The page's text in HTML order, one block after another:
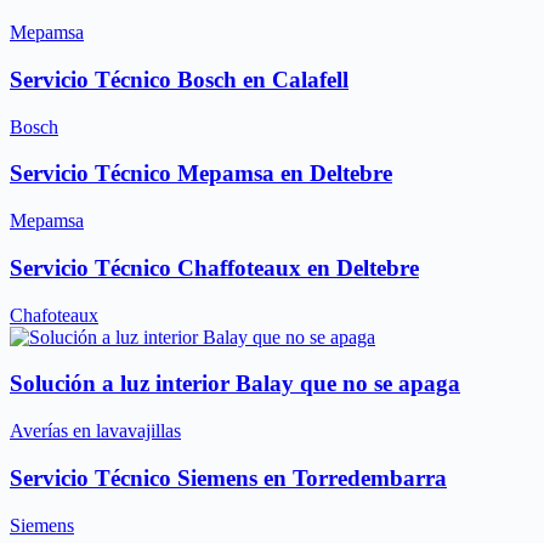
Mepamsa
Servicio Técnico Bosch en Calafell
Bosch
Servicio Técnico Mepamsa en Deltebre
Mepamsa
Servicio Técnico Chaffoteaux en Deltebre
Chafoteaux
Solución a luz interior Balay que no se apaga
Averías en lavavajillas
Servicio Técnico Siemens en Torredembarra
Siemens